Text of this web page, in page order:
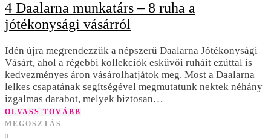
4 Daalarna munkatárs – 8 ruha a
jótékonysági vásárról
Idén újra megrendezzük a népszerű Daalarna Jótékonysági
Vásárt, ahol a régebbi kollekciók esküvői ruháit ezúttal is
kedvezményes áron vásárolhatjátok meg. Most a Daalarna
lelkes csapatának segítségével megmutatunk nektek néhány
izgalmas darabot, melyek biztosan…
OLVASS TOVÁBB
MEGOSZTÁS
0